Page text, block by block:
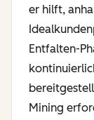
er hilft,
Entfalten-
Mining